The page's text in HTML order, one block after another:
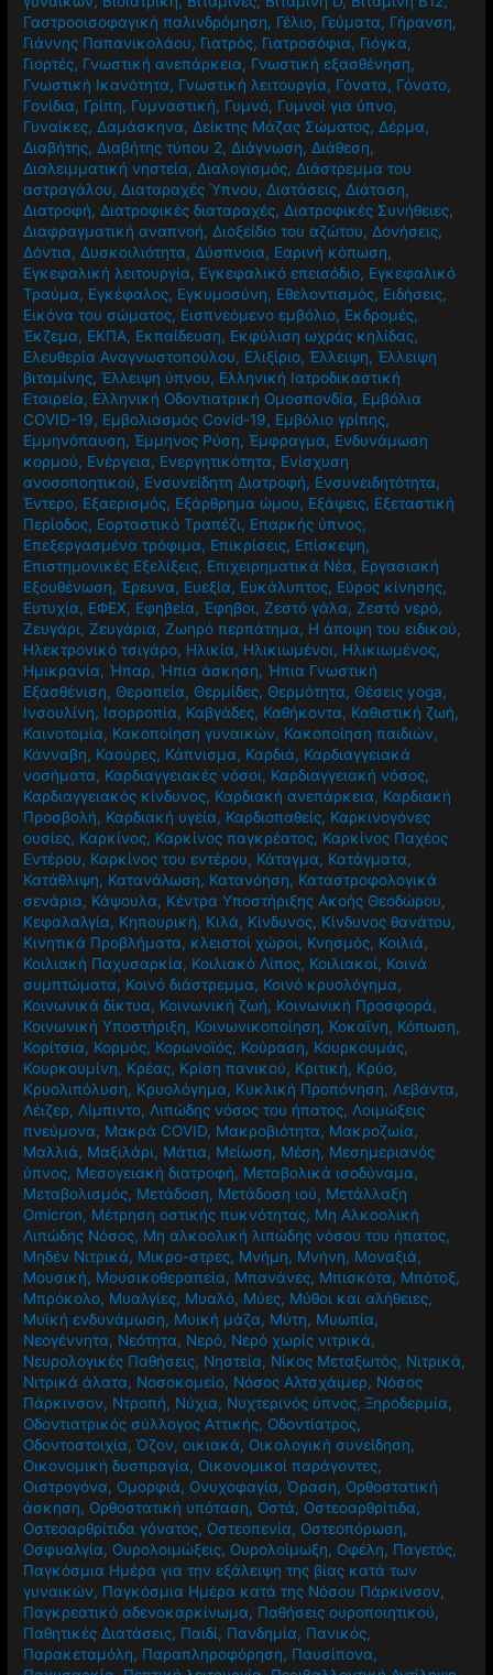
Γαστροοισοφαγική παλινδρόμηση, Γέλιο, Γεύματα, Γήρανση,
Γιάννης Παπανικολάου, Γιατρός, Γιατροσόφια, Γιόγκα,
Γιορτές, Γνωστική ανεπάρκεια, Γνωστική εξασθένηση,
Γνωστική Ικανότητα, Γνωστική λειτουργία, Γόνατα, Γόνατο,
Γονίδια, Γρίπη, Γυμναστική, Γυμνό, Γυμνοί για ύπνο,
Γυναίκες, Δαμάσκηνα, Δείκτης Μάζας Σώματος, Δέρμα,
Διαβήτης, Διαβήτης τύπου 2, Διάγνωση, Διάθεση,
Διαλειμματική νηστεία, Διαλογισμός, Διάστρεμμα του
αστραγάλου, Διαταραχές Ύπνου, Διατάσεις, Διάταση,
Διατροφή, Διατροφικές διαταραχές, Διατροφικές Συνήθειες,
Διαφραγματική αναπνοή, Διοξείδιο του αζώτου, Δονήσεις,
Δόντια, Δυσκοιλιότητα, Δύσπνοια, Εαρινή κόπωση,
Εγκεφαλική λειτουργία, Εγκεφαλικό επεισόδιο, Εγκεφαλικό
Τραύμα, Εγκέφαλος, Εγκυμοσύνη, Εθελοντισμός, Ειδήσεις,
Εικόνα του σώματος, Εισπνεόμενο εμβόλιο, Εκδρομές,
Έκζεμα, ΕΚΠΑ, Εκπαίδευση, Εκφύλιση ωχράς κηλίδας,
Ελευθερία Αναγνωστοπούλου, Ελιξίριο,Έλλειψη,Έλλειψη
βιταμίνης,Έλλειψη ύπνου, Ελληνική Ιατροδικαστική
Εταιρεία, Ελληνική Οδοντιατρική Ομοσπονδία, Εμβόλια
COVID-19, Εμβολιασμός Covid-19, Εμβόλιο γρίπης,
Εμμηνόπαυση,Έμμηνος Ρύση,Έμφραγμα, Ενδυνάμωση
κορμού, Ενέργεια, Ενεργητικότητα, Ενίσχυση
ανοσοποητικού, Ενσυνείδητη Διατροφή, Ενσυνειδητότητα,
Έντερο, Εξαερισμός, Εξάρθρημα ώμου, Εξάψεις, Εξεταστική
Περίοδος, Εορταστικό Τραπέζι, Επαρκής ύπνος,
Επεξεργασμένα τρόφιμα, Επικρίσεις, Επίσκεψη,
Επιστημονικές Εξελίξεις, Επιχειρηματικά Νέα, Εργασιακή
Εξουθένωση,Έρευνα, Ευεξία, Ευκάλυπτος, Εύρος κίνησης,
Ευτυχία, ΕΦΕΧ, Εφηβεία,Έφηβοι,Ζεστό γάλα,Ζεστό νερό,
Ζευγάρι,Ζευγάρια,Ζωηρό περπάτημα, Η άποψη του ειδικού,
Ηλεκτρονικό τσιγάρο, Ηλικία, Ηλικιωμένοι, Ηλικιωμένος,
Ημικρανία, Ήπαρ, Ήπια άσκηση, Ήπια Γνωστική
Εξασθένιση, Θεραπεία, Θερμίδες, Θερμότητα, Θέσεις yoga,
Ινσουλίνη, Ισορροπία, Καβγάδες, Καθήκοντα, Καθιστική ζωή,
Καινοτομία, Κακοποίηση γυναικών, Κακοποίηση παιδιών,
Κάνναβη, Καούρες, Κάπνισμα, Καρδιά, Καρδιαγγειακά
νοσήματα, Καρδιαγγειακές νόσοι, Καρδιαγγειακή νόσος,
Καρδιαγγειακός κίνδυνος, Καρδιακή ανεπάρκεια, Καρδιακή
Προσβολή, Καρδιακή υγεία, Καρδιοπαθείς, Καρκινογόνες
ουσίες, Καρκίνος, Καρκίνος παγκρέατος, Καρκίνος Παχέος
Εντέρου, Καρκίνος του εντέρου, Κάταγμα, Κατάγματα,
Κατάθλιψη, Κατανάλωση, Κατανόηση, Καταστροφολογικά
σενάρια, Κάψουλα, Κέντρα Υποστήριξης Ακοής Θεοδώρου,
Κεφαλαλγία, Κηπουρική, Κιλά, Κίνδυνος, Κίνδυνος θανάτου,
Κινητικά Προβλήματα, κλειστοί χώροι, Κνησμός, Κοιλιά,
Κοιλιακή Παχυσαρκία, Κοιλιακό Λίπος, Κοιλιακοί, Κοινά
συμπτώματα, Κοινό διάστρεμμα, Κοινό κρυολόγημα,
Κοινωνικά δίκτυα, Κοινωνική ζωή, Κοινωνική Προσφορά,
Κοινωνική Υποστήριξη, Κοινωνικοποίηση, Κοκαϊνη, Κόπωση,
Κορίτσια, Κορμός, Κορωνοϊός, Κούραση, Κουρκουμάς,
Κουρκουμίνη, Κρέας, Κρίση πανικού, Κριτική, Κρύο,
Κρυολιπόλυση, Κρυολόγημα, Κυκλική Προπόνηση, Λεβάντα,
Λέιζερ, Λίμπιντο, Λιπώδης νόσος του ήπατος, Λοιμώξεις
πνεύμονα, Μακρά COVID, Μακροβιότητα, Μακροζωία,
Μαλλιά, Μαξιλάρι, Μάτια, Μείωση, Μέση, Μεσημεριανός
ύπνος, Μεσογειακή διατροφή, Μεταβολικά ισοδύναμα,
Μεταβολισμός, Μετάδοση, Μετάδοση ιού, Μετάλλαξη
Omicron, Μέτρηση οστικής πυκνότητας, Μη Αλκοολική
Λιπώδης Νόσος, Μη αλκοολική λιπώδης νόσου του ήπατος,
Μηδέν Νιτρικά, Μικρο-στρες, Μνήμη, Μνήνη, Μοναξιά,
Μουσική, Μουσικοθεραπεία, Μπανάνες, Μπισκότα, Μπότοξ,
Μπρόκολο, Μυαλγίες, Μυαλό, Μύες, Μύθοι και αλήθειες,
Μυϊκή ενδυνάμωση, Μυική μάζα, Μύτη, Μυωπία,
Νεογέννητα, Νεότητα, Νερό, Νερό χωρίς νιτρικά,
Νευρολογικές Παθήσεις, Νηστεία, Νίκος Μεταξωτός, Νιτρικά,
Νιτρικά άλατα, Νοσοκομείο, Νόσος Αλτσχάιμερ, Νόσος
Πάρκινσον, Ντροπή, Νύχια, Νυχτερινός ύπνος,Ξηροδερμία,
Οδοντιατρικός σύλλογος Αττικής, Οδοντίατρος,
Οδοντοστοιχία,Όζον,οικιακά, Οικολογική συνείδηση,
Οικονομική δυσπραγία, Οικονομικοί παράγοντες,
Οιστρογόνα, Ομορφιά, Ονυχοφαγία,Όραση, Ορθοστατική
άσκηση, Ορθοστατική υπόταση, Οστά, Οστεοαρθρίτιδα,
Οστεοαρθρίτιδα γόνατος, Οστεοπενία, Οστεοπόρωση,
Οσφυαλγία, Ουρολοιμώξεις, Ουρολοίμωξη, Οφέλη, Παγετός,
Παγκόσμια Ημέρα για την εξάλειψη της βίας κατά των
γυναικών, Παγκόσμια Ημέρα κατά της Νόσου Πάρκινσον,
Παγκρεατικό αδενοκαρκίνωμα, Παθήσεις ουροποιητικού,
Παθητικές Διατάσεις, Παιδί, Πανδημία, Πανικός,
Παρακεταμόλη, Παραπληροφόρηση, Παυσίπονα,